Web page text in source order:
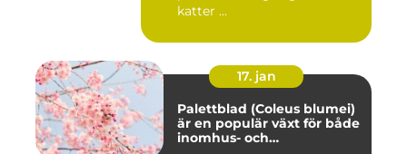
katter ...
17. jan
Palettblad (Coleus blumei)
är en populär växt för både
inomhus- och